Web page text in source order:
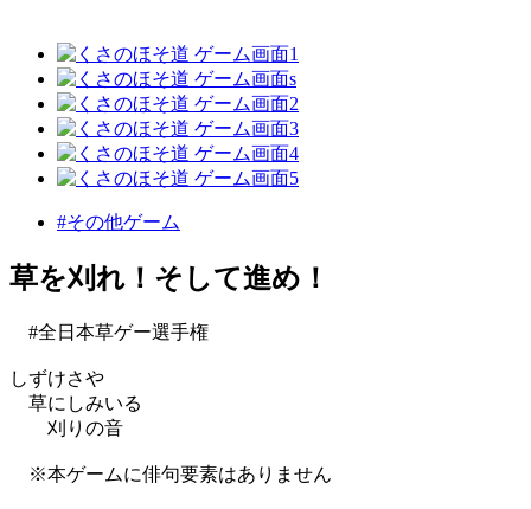
#その他ゲーム
草を刈れ！そして進め！
#全日本草ゲー選手権
しずけさや
草にしみいる
刈りの音
※本ゲームに俳句要素はありません